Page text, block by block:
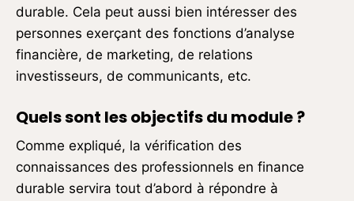
durable. Cela peut aussi bien intéresser des
personnes exerçant des fonctions d’analyse
financière, de marketing, de relations
investisseurs, de communicants, etc.
Quels sont les objectifs du module ?
Comme expliqué, la vérification des
connaissances des professionnels en finance
durable servira tout d’abord à répondre à